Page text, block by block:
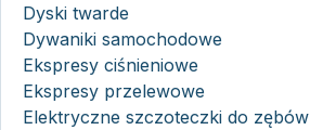
Dyski twarde
Dywaniki samochodowe
Ekspresy ciśnieniowe
Ekspresy przelewowe
Elektryczne szczoteczki do zębów